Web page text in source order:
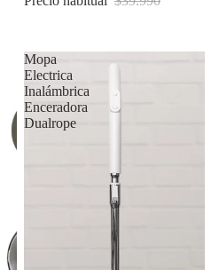
Mopa
Electrica
Inalámbrica
Enceradora
Dualrope